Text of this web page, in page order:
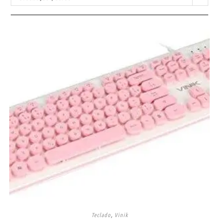
Teclado, Vinik